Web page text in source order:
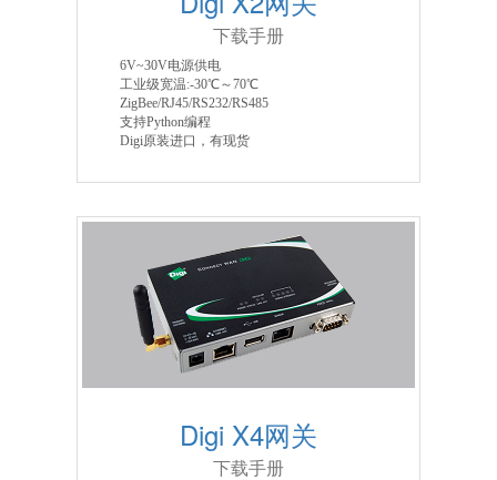
下载手册
6V~30V电源供电
工业级宽温:-30℃～70℃
ZigBee/RJ45/RS232/RS485
支持Python编程
Digi原装进口，有现货
Digi X4网关
下载手册